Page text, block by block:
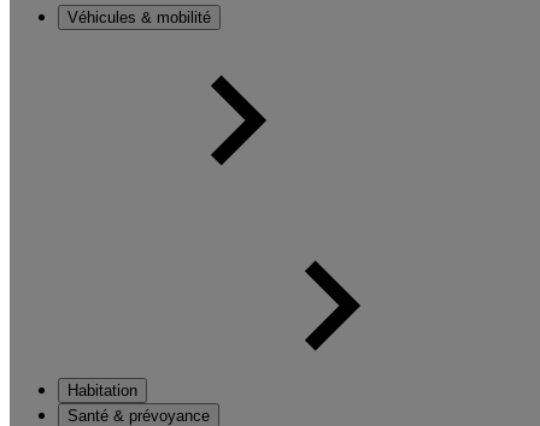
Véhicules & mobilité
Habitation
Santé & prévoyance